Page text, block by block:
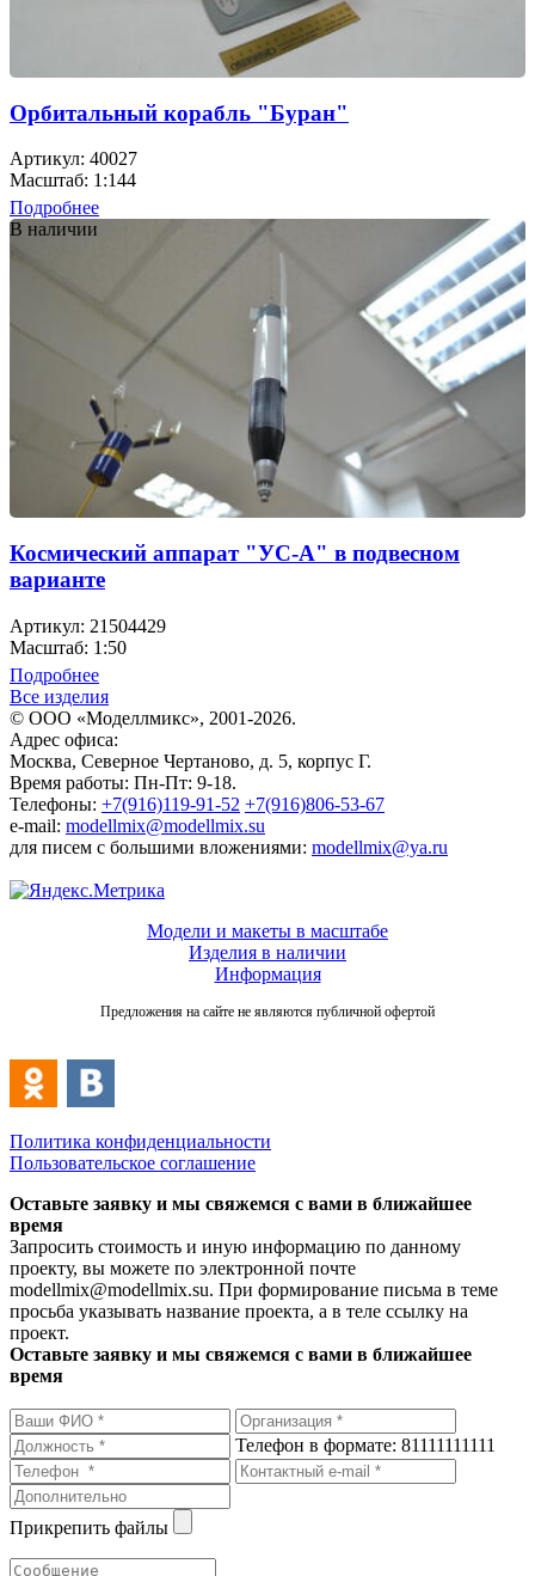
Орбитальный корабль "Буран"
Артикул: 40027
Масштаб: 1:144
Подробнее
В наличии
Космический аппарат "УС-А" в подвесном
варианте
Артикул: 21504429
Масштаб: 1:50
Подробнее
Все изделия
© ООО «Моделлмикс», 2001-2026.
Адрес офиса:
Москва, Северное Чертаново, д. 5, корпус Г.
Время работы: Пн-Пт: 9-18.
Телефоны: +7(916)119-91-52 +7(916)806-53-67
e-mail: modellmix@modellmix.su
для писем с большими вложениями: modellmix@ya.ru
Модели и макеты в масштабе
Изделия в наличии
Информация
Предложения на сайте не являются публичной офертой
Политика конфиденциальности
Пользовательское соглашение
Оставьте заявку и мы свяжемся с вами в ближайшее
время
Запросить стоимость и иную информацию по данному
проекту, вы можете по электронной почте
modellmix@modellmix.su. При формирование письма в теме
просьба указывать название проекта, а в теле ссылку на
проект.
Оставьте заявку и мы свяжемся с вами в ближайшее
время
Телефон в формате: 81111111111
Прикрепить файлы